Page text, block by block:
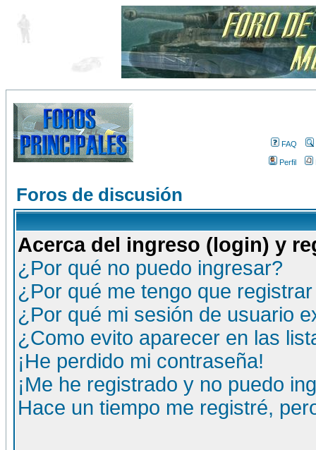
FAQ
Perfil
Foros de discusión
Acerca del ingreso (login) y
¿Por qué no puedo ingresar?
¿Por qué me tengo que
¿Por qué mi sesión de usuario
¿Como evito aparecer en las
¡He perdido mi contraseña!
¡Me he registrado y no puedo
Hace un tiempo me registré,